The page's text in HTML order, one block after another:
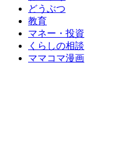
どうぶつ
教育
マネー・投資
くらしの相談
ママコマ漫画